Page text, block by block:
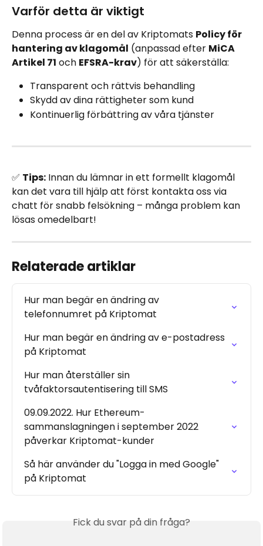
Varför detta är viktigt
Denna process är en del av Kriptomats Policy för
hantering av klagomål (anpassad efter MiCA
Artikel 71 och EFSRA-krav) för att säkerställa:
Transparent och rättvis behandling
Skydd av dina rättigheter som kund
Kontinuerlig förbättring av våra tjänster
✅ Tips: Innan du lämnar in ett formellt klagomål
kan det vara till hjälp att först kontakta oss via
chatt för snabb felsökning – många problem kan
lösas omedelbart!
Relaterade artiklar
Hur man begär en ändring av
telefonnumret på Kriptomat
Hur man begär en ändring av e-postadress
på Kriptomat
Hur man återställer sin
tvåfaktorsautentisering till SMS
09.09.2022. Hur Ethereum-
sammanslagningen i september 2022
påverkar Kriptomat-kunder
Så här använder du "Logga in med Google"
på Kriptomat
Fick du svar på din fråga?